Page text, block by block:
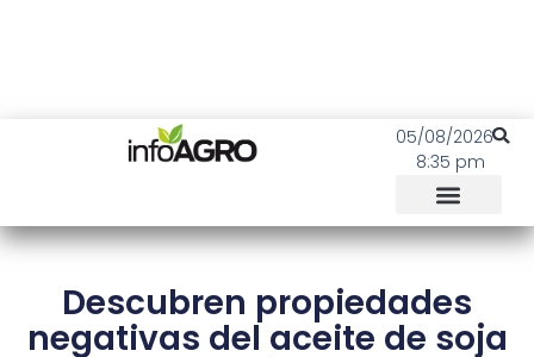
05/08/2026
8:35 pm
Descubren propiedades
negativas del aceite de soja